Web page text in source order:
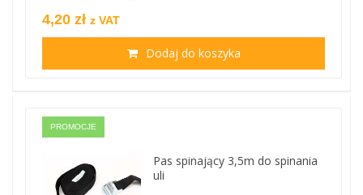
4,20 zł z VAT
Dodaj do koszyka
PROMOCJE
Pas spinający 3,5m do spinania
uli